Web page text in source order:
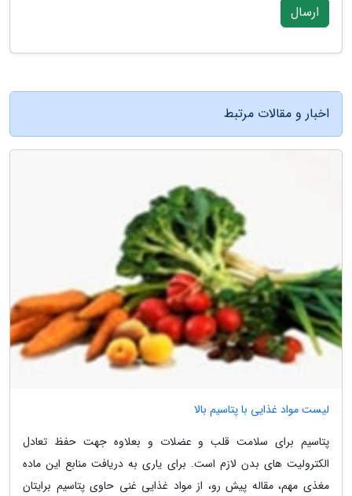
ارسال
اخبار و مقالات مرتبط
لیست مواد غذایی با پتاسیم بالا
پتاسیم برای سلامت قلب و عضلات و بعلاوه جهت حفظ تعادل
الکترولیت های بدن لازم است. برای یاری به دریافت منابع این ماده
مغذی مهم، مقاله پیش رو، از مواد غذایی غنی حاوی پتاسیم برایتان